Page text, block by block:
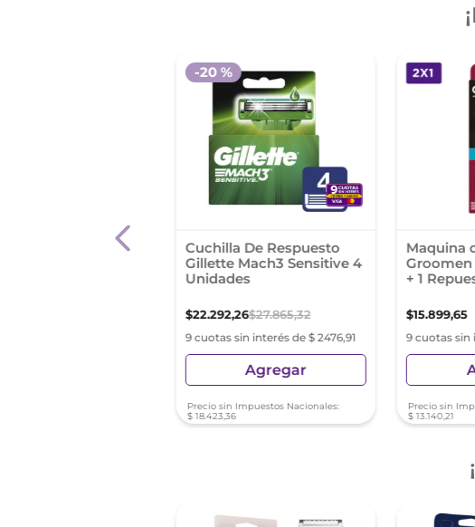
Depimiel
Cuchilla De Respuesto
Gillette Mach3 Sensitive 4
Unidades
$22.292,26$27.865,32
9 cuotas sin interés de $ 2476,91
-20 %
Agregar
Precio sin Impuestos Nacionales:
$ 18.423,36
Maquina
Groomen
+ 1
$15.899,65
9 cuotas sin
Precio sin
$ 13.140,21